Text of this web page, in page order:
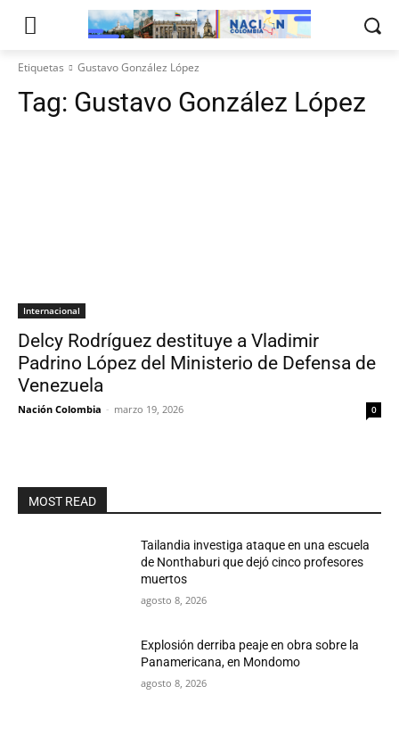
Etiquetas Gustavo González López
Tag: Gustavo González López
Internacional
Delcy Rodríguez destituye a Vladimir
Padrino López del Ministerio de Defensa de
Venezuela
Nación Colombia - marzo 19, 2026 0
MOST READ
Tailandia investiga ataque en una escuela
de Nonthaburi que dejó cinco profesores
muertos
agosto 8, 2026
Explosión derriba peaje en obra sobre la
Panamericana, en Mondomo
agosto 8, 2026